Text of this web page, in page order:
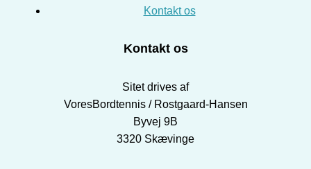
Kontakt os
Kontakt os
Sitet drives af
VoresBordtennis / Rostgaard-Hansen
Byvej 9B
3320 Skævinge